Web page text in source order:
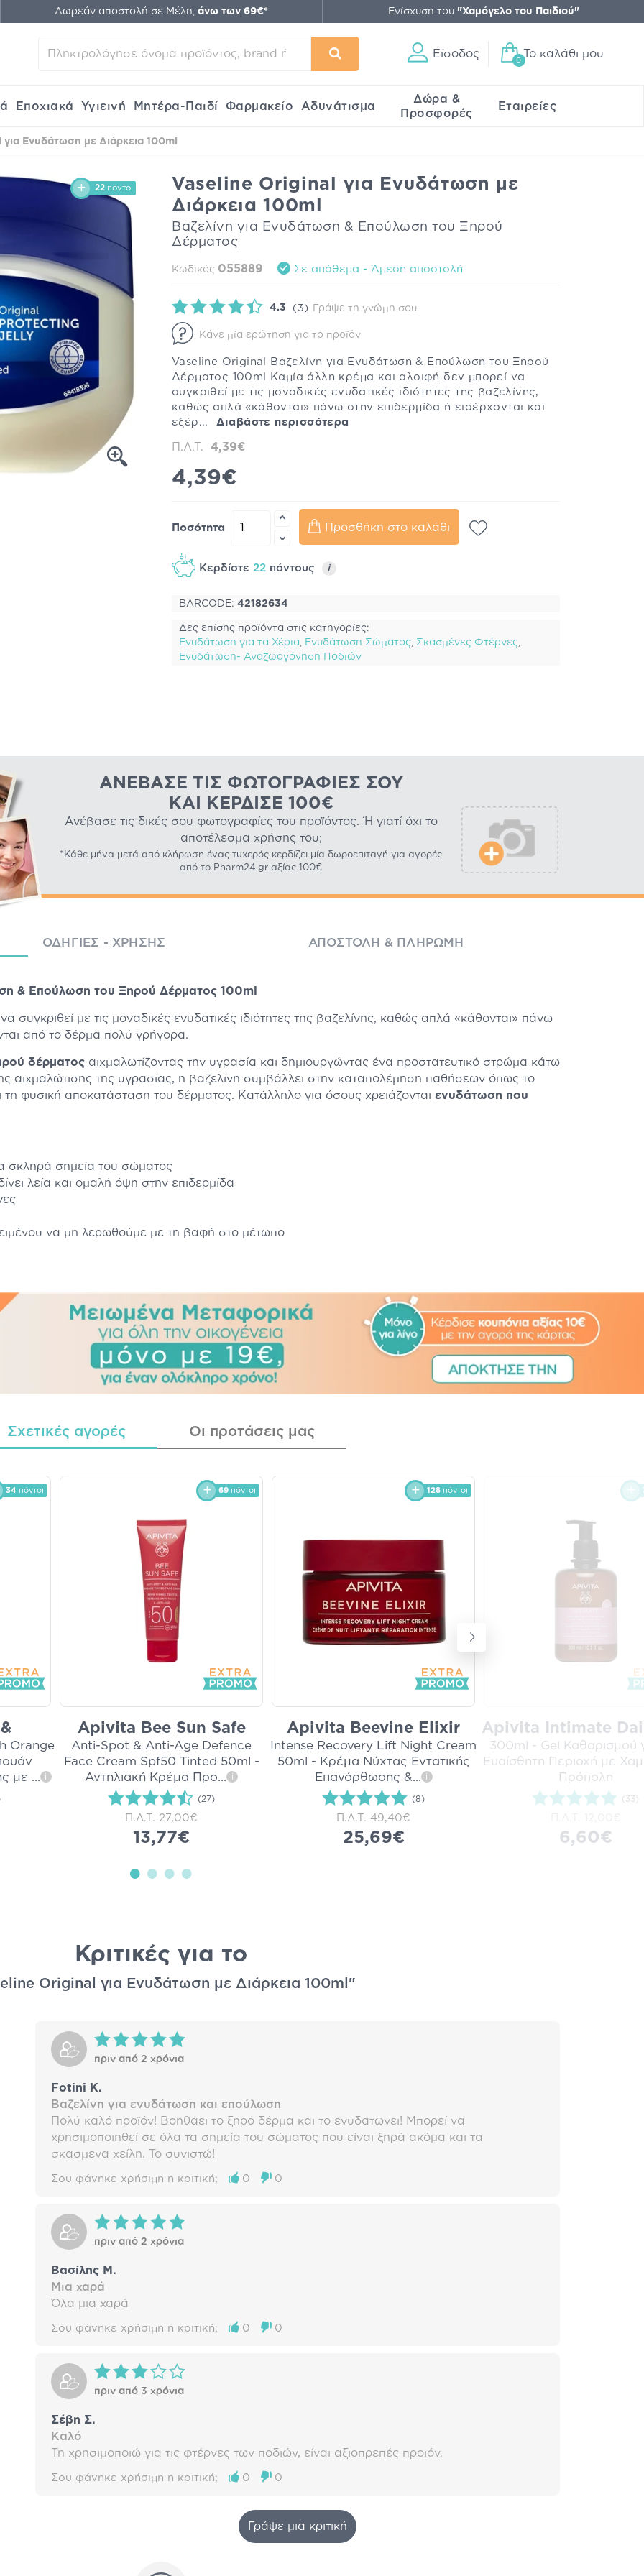
Δωρεάν αποστολή σε Μέλη, άνω των 69€* Ενίσχυση του "Χαμόγελο του Παιδιού"
Είσοδος
0
Το καλάθι μου
Εποχιακά Υγιεινή Μητέρα-Παιδί Φαρμακείο Αδυνάτισμα
Δώρα &
Προσφορές
Εταιρείες
Ενυδάτωση με Διάρκεια 100ml
22 πόντοι
Vaseline Original για Ενυδάτωση με
Διάρκεια 100ml
Βαζελίνη για Ενυδάτωση & Επούλωση του Ξηρού
Δέρματος
Κωδικός 055889 Σε απόθεμα - Άμεση αποστολή
4.3 (3) Γράψε τη γνώμη σου
Κάνε μία ερώτηση για το προϊόν
Vaseline Original Βαζελίνη για Ενυδάτωση & Επούλωση του Ξηρού
Δέρματος 100ml Καμία άλλη κρέμα και αλοιφή δεν μπορεί να
συγκριθεί με τις μοναδικές ενυδατικές ιδιότητες της βαζελίνης,
καθώς απλά «κάθονται» πάνω στην επιδερμίδα ή εισέρχονται και
εξέρ... Διαβάστε περισσότερα
Π.Λ.Τ. 4,39€
4,39€
Ποσότητα Προσθήκη στο καλάθι
Κερδίστε 22 πόντους i
BARCODE: 42182634
Δες επίσης προϊόντα στις κατηγορίες:
Ενυδάτωση για τα Χέρια
Ενυδάτωση Σώματος Σκασμένες Φτέρνες
Ενυδάτωση- Αναζωογόνηση Ποδιών
ΑΝΈΒΑΣΕ ΤΙΣ ΦΩΤΟΓΡΑΦΊΕΣ ΣΟΥ
ΚΑΙ ΚΈΡΔΙΣΕ 100€
Ανέβασε τις δικές σου φωτογραφίες του προϊόντος. Ή γιατί όχι το
αποτέλεσμα χρήσης του;
*Κάθε μήνα μετά από κλήρωση ένας τυχερός κερδίζει μία δωροεπιταγή για αγορές
από το Pharm24.gr αξίας 100€
ΟΔΗΓΊΕΣ - ΧΡΉΣΗΣ ΑΠΟΣΤΟΛΉ & ΠΛΗΡΩΜΉ
& Επούλωση του Ξηρού Δέρματος 100ml
συγκριθεί με τις μοναδικές ενυδατικές ιδιότητες της βαζελίνης, καθώς απλά «κάθονται» πάνω
από το δέρμα πολύ γρήγορα.
δέρματος αιχμαλωτίζοντας την υγρασία και δημιουργώντας ένα προστατευτικό στρώμα κάτω
αιχμαλώτισης της υγρασίας, η βαζελίνη συμβάλλει στην καταπολέμηση παθήσεων όπως το
τη φυσική αποκατάσταση του δέρματος. Κατάλληλο για όσους χρειάζονται ενυδάτωση που
σκληρά σημεία του σώματος
λεία και ομαλή όψη στην επιδερμίδα
να μη λερωθούμε με τη βαφή στο μέτωπο
Σχετικές αγορές Οι προτάσεις μας
34 πόντοι
Orange
με ... i
69 πόντοι
Apivita Bee Sun Safe
Anti-Spot & Anti-Age Defence
Face Cream Spf50 Tinted 50ml -
Αντηλιακή Κρέμα Προ... i
(27)
Π.Λ.Τ. 27,00€
13,77€
128 πόντοι
Apivita Beevine Elixir
Intense Recovery Lift Night Cream
50ml - Κρέμα Νύχτας Εντατικής
Επανόρθωσης &... i
(8)
Π.Λ.Τ. 49,40€
25,69€
Apivita Intimate
300ml - Gel Καθαρισμού
Ευαίσθητη Περιοχή με
Πρόπολη
(33)
6,60€
Κριτικές για το
Original για Ενυδάτωση με Διάρκεια 100ml"
πριν από 2 χρόνια
Fotini K.
Βαζελίνη για ενυδάτωση και επούλωση
Πολύ καλό προϊόν! Βοηθάει το ξηρό δέρμα και το ενυδατωνει! Μπορεί να
χρησιμοποιηθεί σε όλα τα σημεία του σώματος που είναι ξηρά ακόμα και τα
σκασμενα χείλη. Το συνιστώ!
Σου φάνηκε χρήσιμη η κριτική; 0 0
πριν από 2 χρόνια
Βασίλης Μ.
Μια χαρά
Όλα μια χαρά
Σου φάνηκε χρήσιμη η κριτική; 0 0
πριν από 3 χρόνια
Σέβη Σ.
Καλό
Τη χρησιμοποιώ για τις φτέρνες των ποδιών, είναι αξιοπρεπές προιόν.
Σου φάνηκε χρήσιμη η κριτική; 0 0
Γράψε μια κριτική